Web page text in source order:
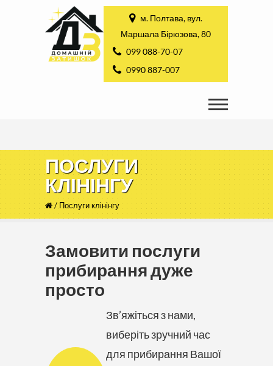
м. Полтава, вул.
Маршала Бірюзова, 80
099 088-70-07
0990 887-007
ПОСЛУГИ
КЛІНІНГУ
/Послуги клінінгу
Замовити послуги
прибирання дуже
просто
Зв’яжіться з нами,
виберіть зручний час
для прибирання Вашої